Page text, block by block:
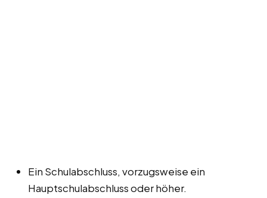
Ein Schulabschluss, vorzugsweise ein
Hauptschulabschluss oder höher.